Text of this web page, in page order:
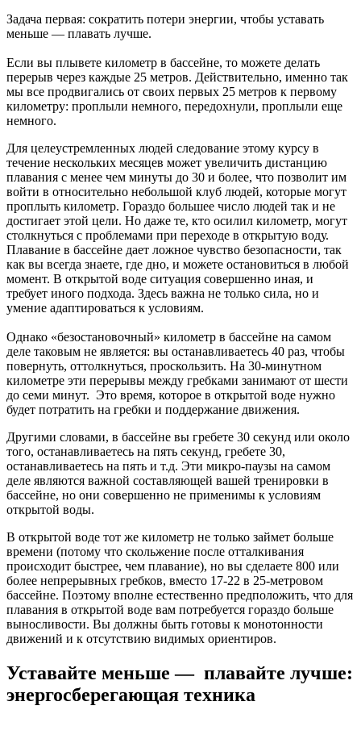
Задача первая: сократить потери энергии, чтобы уставать
меньше — плавать лучше.
Если вы плывете километр в бассейне, то можете делать
перерыв через каждые 25 метров. Действительно, именно так
мы все продвигались от своих первых 25 метров к первому
километру: проплыли немного, передохнули, проплыли еще
немного.
Для целеустремленных людей следование этому курсу в
течение нескольких месяцев может увеличить дистанцию
плавания с менее чем минуты до 30 и более, что позволит им
войти в относительно небольшой клуб людей, которые могут
проплыть километр. Гораздо большее число людей так и не
достигает этой цели. Но даже те, кто осилил километр, могут
столкнуться с проблемами при переходе в открытую воду.
Плавание в бассейне дает ложное чувство безопасности, так
как вы всегда знаете, где дно, и можете остановиться в любой
момент. В открытой воде ситуация совершенно иная, и
требует иного подхода. Здесь важна не только сила, но и
умение адаптироваться к условиям.
Однако «безостановочный» километр в бассейне на самом
деле таковым не является: вы останавливаетесь 40 раз, чтобы
повернуть, оттолкнуться, проскользить. На 30-минутном
километре эти перерывы между гребками занимают от шести
до семи минут. Это время, которое в открытой воде нужно
будет потратить на гребки и поддержание движения.
Другими словами, в бассейне вы гребете 30 секунд или около
того, останавливаетесь на пять секунд, гребете 30,
останавливаетесь на пять и т.д. Эти микро-паузы на самом
деле являются важной составляющей вашей тренировки в
бассейне, но они совершенно не применимы к условиям
открытой воды.
В открытой воде тот же километр не только займет больше
времени (потому что скольжение после отталкивания
происходит быстрее, чем плавание), но вы сделаете 800 или
более непрерывных гребков, вместо 17-22 в 25-метровом
бассейне. Поэтому вполне естественно предположить, что для
плавания в открытой воде вам потребуется гораздо больше
выносливости. Вы должны быть готовы к монотонности
движений и к отсутствию видимых ориентиров.
Уставайте меньше — плавайте лучше:
энергосберегающая техника